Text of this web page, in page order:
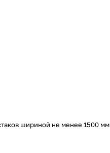
шириной не менее 1500 мм